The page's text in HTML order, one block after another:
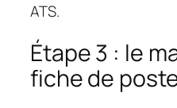
ATS.
Étape 3 : le
fiche de